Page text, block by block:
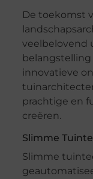
De toekomst
veelbelovend
innovatieve
prachtige en
creëren.
Slimme
Slimme